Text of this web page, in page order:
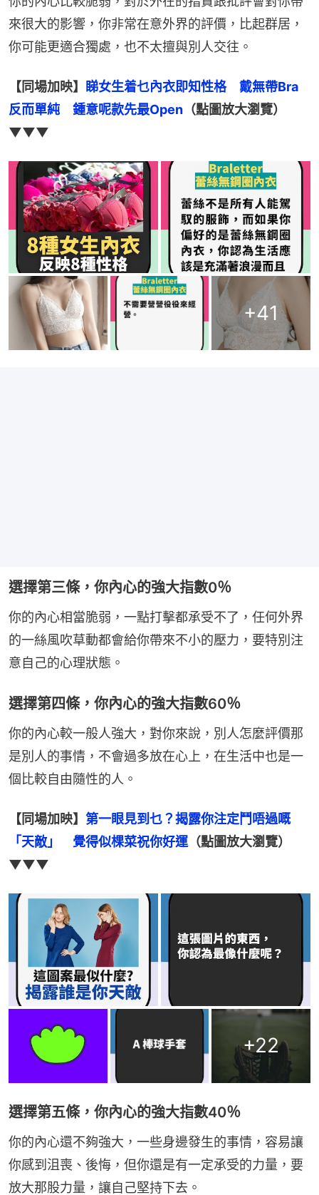
來很大的影響，你非常在意外界的評價，比起群居，
你可能更適合獨處，也不太擅與別人交往。
【同場加映】
睇女生着乜內衣即知性格　戴無帶Bra
反而單純　鍾意呢款先最Open （點圖放大瀏覽）
▼▼▼
+41
選擇第三條，你內心的強大指數0％
你的內心相當脆弱，一點打擊都承受不了，任何外界
的一絲風吹草動都會給你帶來不小的壓力，要特別注
意自己的心理狀態。
選擇第四條，你內心的強大指數60％
你的內心較一般人強大，對你來說，別人怎麼評價那
是別人的事情，不會過多放在心上，在生活中也是一
個比較自由隨性的人。
【同場加映】 第一眼見到乜？揭露你注定鬥唔過嘅
「天敵」　覺得似棵菜祝你好運（點圖放大瀏覽）
▼▼▼
+22
選擇第五條，你內心的強大指數40％
你的內心還不夠強大，一些身邊發生的事情，容易讓
你感到沮喪、後悔，但你還是有一定承受的力量，要
放大那股力量，讓自己堅持下去。